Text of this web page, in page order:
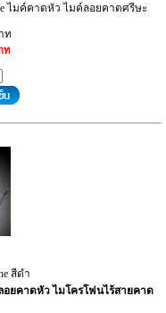
ไมค์คาดหัว ไมค์ลอยคาดศรีษะ
ท
ท
สีดำ
ลอยคาดหัว ไมโครโฟนไร้สายคาด